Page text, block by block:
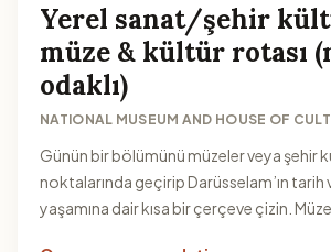
Yerel sanat/şehir
müze & kültür rotası
odaklı)
NATIONAL MUSEUM AND HOUSE OF
Günün bir bölümünü müzeler veya şehir
noktalarında geçirip Darüsselam’ın tarih
yaşamına dair kısa bir çerçeve çizin.